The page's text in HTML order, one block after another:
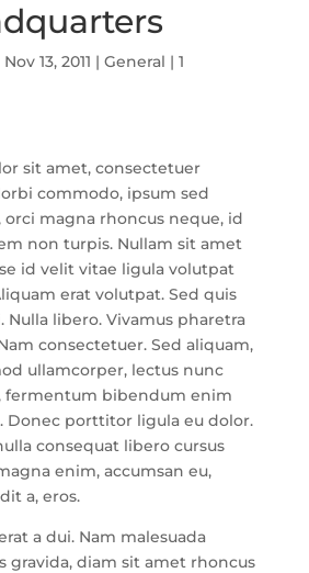
Nov 13, 2011 | General | 1
sit amet, consectetuer
commodo, ipsum sed
orci magna rhoncus neque, id
non turpis. Nullam sit amet
id velit vitae ligula volutpat
erat volutpat. Sed quis
Nulla libero. Vivamus pharetra
consectetuer. Sed aliquam,
ullamcorper, lectus nunc
fermentum bibendum enim
Donec porttitor ligula eu dolor.
consequat libero cursus
enim, accumsan eu,
a, eros.
a dui. Nam malesuada
gravida, diam sit amet rhoncus